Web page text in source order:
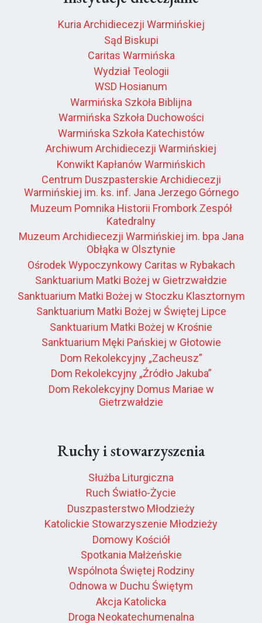
Kuria Archidiecezji Warmińskiej
Sąd Biskupi
Caritas Warmińska
Wydział Teologii
WSD Hosianum
Warmińska Szkoła Biblijna
Warmińska Szkoła Duchowości
Warmińska Szkoła Katechistów
Archiwum Archidiecezji Warmińskiej
Konwikt Kapłanów Warmińskich
Centrum Duszpasterskie Archidiecezji
Warmińskiej im. ks. inf. Jana Jerzego Górnego
Muzeum Pomnika Historii Frombork Zespół
Katedralny
Muzeum Archidiecezji Warmińskiej im. bpa Jana
Obłąka w Olsztynie
Ośrodek Wypoczynkowy Caritas w Rybakach
Sanktuarium Matki Bożej w Gietrzwałdzie
Sanktuarium Matki Bożej w Stoczku Klasztornym
Sanktuarium Matki Bożej w Świętej Lipce
Sanktuarium Matki Bożej w Krośnie
Sanktuarium Męki Pańskiej w Głotowie
Dom Rekolekcyjny „Zacheusz”
Dom Rekolekcyjny „Źródło Jakuba”
Dom Rekolekcyjny Domus Mariae w
Gietrzwałdzie
Ruchy i stowarzyszenia
Służba Liturgiczna
Ruch Światło-Życie
Duszpasterstwo Młodzieży
Katolickie Stowarzyszenie Młodzieży
Domowy Kościół
Spotkania Małżeńskie
Wspólnota Świętej Rodziny
Odnowa w Duchu Świętym
Akcja Katolicka
Droga Neokatechumenalna